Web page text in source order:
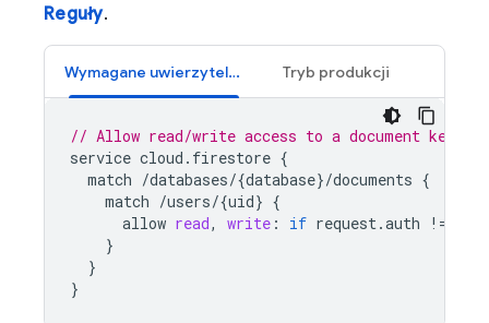
Reguły.
Wymagane uwierzytelnianie Tryb produkcji
// Allow read/write access to a document keyed
service cloud . firestore {
match /databases/{database}/documents {
match /users/{uid} {
allow read, write : if request.auth ! =
}
}
}